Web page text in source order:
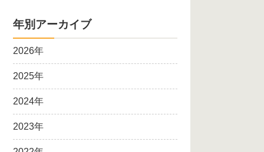
年別アーカイブ
2026年
2025年
2024年
2023年